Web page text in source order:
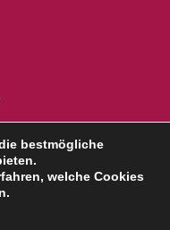
14.07.2026
bestmögliche
welche Cookies